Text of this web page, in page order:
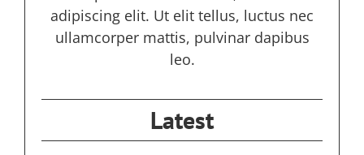
adipiscing elit. Ut elit tellus, luctus nec
ullamcorper mattis, pulvinar dapibus
leo.
Latest